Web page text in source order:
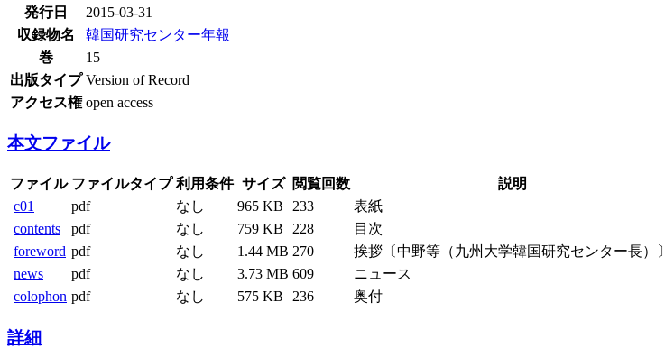
発行日
2015-03-31
収録物名
韓国研究センター年報
巻
15
出版タイプ Version of Record
アクセス権 open access
本文ファイル
ファイル ファイルタイプ 利用条件 サイズ 閲覧回数
説明
c01
pdf なし 965 KB 233
表紙
contents
pdf なし 759 KB 228
目次
foreword pdf なし 1.44 MB 270
挨拶〔中野等（九州大学韓国研究センター長）〕
news
pdf なし 3.73 MB 609
ニュース
colophon pdf なし 575 KB 236 奥付
詳細